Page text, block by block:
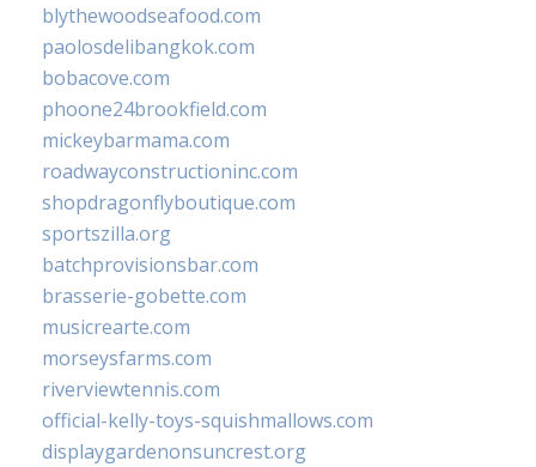
blythewoodseafood.com
paolosdelibangkok.com
bobacove.com
phoone24brookfield.com
mickeybarmama.com
roadwayconstructioninc.com
shopdragonflyboutique.com
sportszilla.org
batchprovisionsbar.com
brasserie-gobette.com
musicrearte.com
morseysfarms.com
riverviewtennis.com
official-kelly-toys-squishmallows.com
displaygardenonsuncrest.org